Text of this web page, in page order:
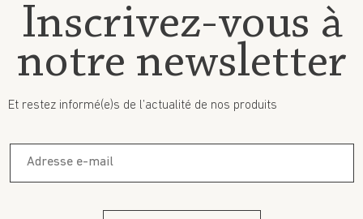
Inscrivez-vous à
notre newsletter
Et restez informé(e)s de l’actualité de nos produits